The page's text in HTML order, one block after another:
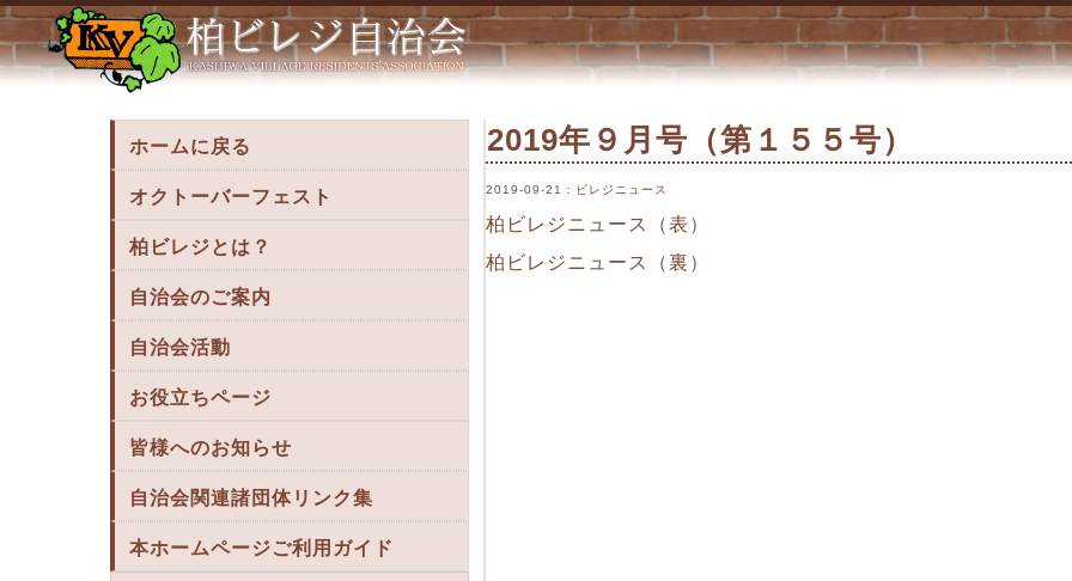
2019年９月号（第１５５号） « 柏ビレジ
2019年９月号（第１５５号）
2019-09-21 ： ビレジニュース
柏ビレジニュース（表）
柏ビレジニュース（裏）
ホームに戻る
オクトーバーフェスト
柏ビレジとは？
自治会のご案内
自治会活動
お役立ちページ
皆様へのお知らせ
自治会関連諸団体リンク集
本ホームページご利用ガイド